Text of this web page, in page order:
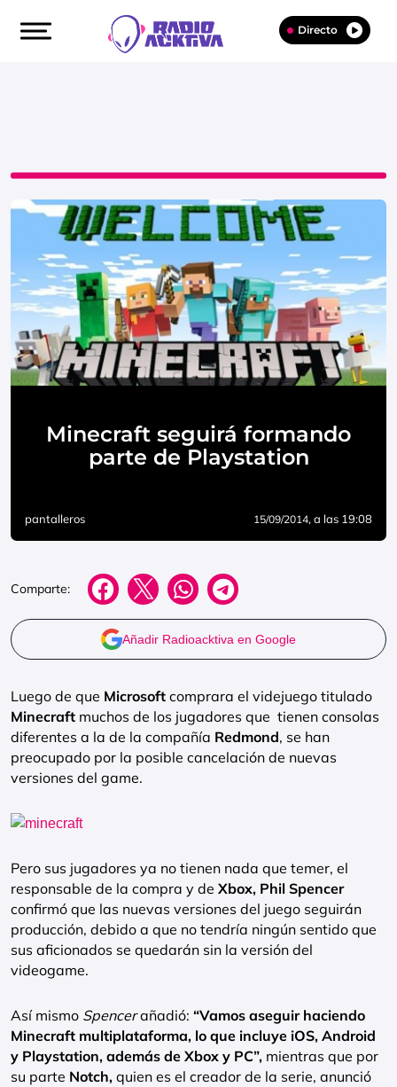
Directo
Minecraft seguirá formando
parte de Playstation
pantalleros 15/09/2014, a las 19:08
Comparte:
Añadir Radioacktiva en Google
Luego de que Microsoft comprara el videjuego titulado
Minecraft muchos de los jugadores que tienen consolas
diferentes a la de la compañía Redmond, se han
preocupado por la posible cancelación de nuevas
versiones del game.
Pero sus jugadores ya no tienen nada que temer, el
responsable de la compra y de Xbox, Phil Spencer
confirmó que las nuevas versiones del juego seguirán
producción, debido a que no tendría ningún sentido que
sus aficionados se quedarán sin la versión del
videogame.
Así mismo Spencerañadió: “Vamos aseguir haciendo
Minecraft multiplataforma, lo que incluye iOS, Android
y Playstation, además de Xbox y PC”, mientras que por
su parte Notch, quien es el creador de la serie, anunció